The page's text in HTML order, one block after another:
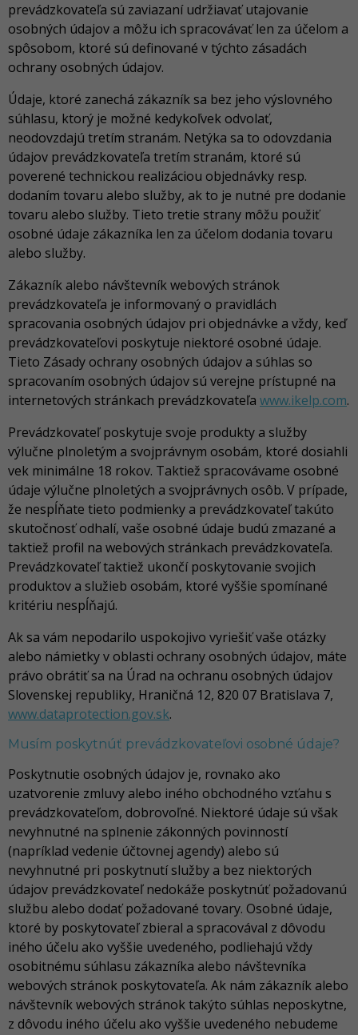
prevádzkovateľa sú zaviazaní udržiavať utajovanie
osobných údajov a môžu ich spracovávať len za účelom a
spôsobom, ktoré sú definované v týchto zásadách
ochrany osobných údajov.
Údaje, ktoré zanechá zákazník sa bez jeho výslovného
súhlasu, ktorý je možné kedykoľvek odvolať,
neodovzdajú tretím stranám. Netýka sa to odovzdania
údajov prevádzkovateľa tretím stranám, ktoré sú
poverené technickou realizáciou objednávky resp.
dodaním tovaru alebo služby, ak to je nutné pre dodanie
tovaru alebo služby. Tieto tretie strany môžu použiť
osobné údaje zákazníka len za účelom dodania tovaru
alebo služby.
Zákazník alebo návštevník webových stránok
prevádzkovateľa je informovaný o pravidlách
spracovania osobných údajov pri objednávke a vždy, keď
prevádzkovateľovi poskytuje niektoré osobné údaje.
Tieto Zásady ochrany osobných údajov a súhlas so
spracovaním osobných údajov sú verejne prístupné na
internetových stránkach prevádzkovateľa www.ikelp.com.
Prevádzkovateľ poskytuje svoje produkty a služby
výlučne plnoletým a svojprávnym osobám, ktoré dosiahli
vek minimálne 18 rokov. Taktiež spracovávame osobné
údaje výlučne plnoletých a svojprávnych osôb. V prípade,
že nespĺňate tieto podmienky a prevádzkovateľ takúto
skutočnosť odhalí, vaše osobné údaje budú zmazané a
taktiež profil na webových stránkach prevádzkovateľa.
Prevádzkovateľ taktiež ukončí poskytovanie svojich
produktov a služieb osobám, ktoré vyššie spomínané
kritériu nespĺňajú.
Ak sa vám nepodarilo uspokojivo vyriešiť vaše otázky
alebo námietky v oblasti ochrany osobných údajov, máte
právo obrátiť sa na Úrad na ochranu osobných údajov
Slovenskej republiky, Hraničná 12, 820 07 Bratislava 7,
www.dataprotection.gov.sk.
Musím poskytnúť prevádzkovateľovi osobné údaje?
Poskytnutie osobných údajov je, rovnako ako
uzatvorenie zmluvy alebo iného obchodného vzťahu s
prevádzkovateľom, dobrovoľné. Niektoré údaje sú však
nevyhnutné na splnenie zákonných povinností
(napríklad vedenie účtovnej agendy) alebo sú
nevyhnutné pri poskytnutí služby a bez niektorých
údajov prevádzkovateľ nedokáže poskytnúť požadovanú
službu alebo dodať požadované tovary. Osobné údaje,
ktoré by poskytovateľ zbieral a spracovával z dôvodu
iného účelu ako vyššie uvedeného, podliehajú vždy
osobitnému súhlasu zákazníka alebo návštevníka
webových stránok poskytovateľa. Ak nám zákazník alebo
návštevník webových stránok takýto súhlas neposkytne,
z dôvodu iného účelu ako vyššie uvedeného nebudeme